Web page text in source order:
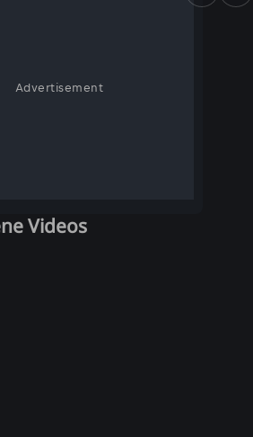
Advertisement
Videos